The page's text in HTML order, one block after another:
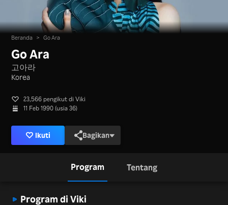
Beranda > Go Ara
Go Ara
고아라
Korea
23,566 pengikut di Viki
11 Feb 1990 (usia 36)
Ikuti Bagikan
Program Tentang
Program di Viki